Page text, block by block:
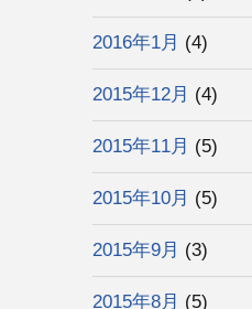
2016年1月 (4)
2015年12月 (4)
2015年11月 (5)
2015年10月 (5)
2015年9月 (3)
2015年8月 (5)